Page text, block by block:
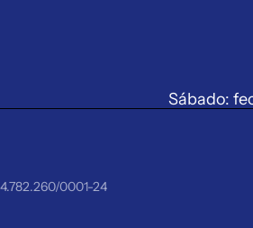
Sábado:
0001-24